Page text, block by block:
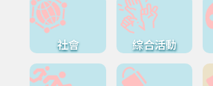
社會 綜合活動